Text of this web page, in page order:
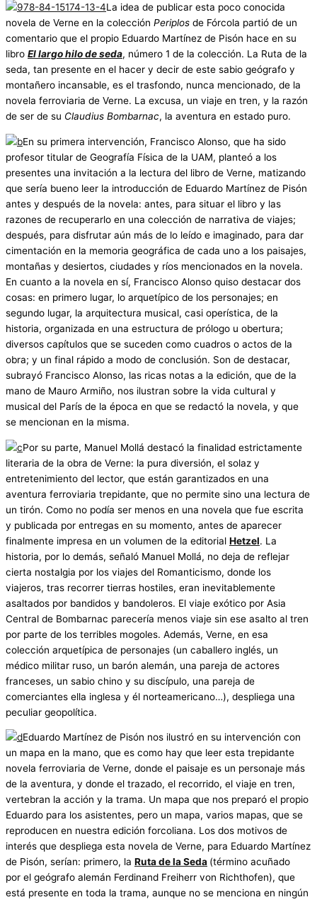
La idea de publicar esta poco conocida
novela de Verne en la colección Periplos de Fórcola partió de un
comentario que el propio Eduardo Martínez de Pisón hace en su
libro El largo hilo de seda, número 1 de la colección. La Ruta de la
seda, tan presente en el hacer y decir de este sabio geógrafo y
montañero incansable, es el trasfondo, nunca mencionado, de la
novela ferroviaria de Verne. La excusa, un viaje en tren, y la razón
de ser de su Claudius Bombarnac, la aventura en estado puro.
En su primera intervención, Francisco Alonso, que ha sido
profesor titular de Geografía Física de la UAM, planteó a los
presentes una invitación a la lectura del libro de Verne, matizando
que sería bueno leer la introducción de Eduardo Martínez de Pisón
antes y después de la novela: antes, para situar el libro y las
razones de recuperarlo en una colección de narrativa de viajes;
después, para disfrutar aún más de lo leído e imaginado, para dar
cimentación en la memoria geográfica de cada uno a los paisajes,
montañas y desiertos, ciudades y ríos mencionados en la novela.
En cuanto a la novela en sí, Francisco Alonso quiso destacar dos
cosas: en primero lugar, lo arquetípico de los personajes; en
segundo lugar, la arquitectura musical, casi operística, de la
historia, organizada en una estructura de prólogo u obertura;
diversos capítulos que se suceden como cuadros o actos de la
obra; y un final rápido a modo de conclusión. Son de destacar,
subrayó Francisco Alonso, las ricas notas a la edición, que de la
mano de Mauro Armiño, nos ilustran sobre la vida cultural y
musical del París de la época en que se redactó la novela, y que
se mencionan en la misma.
Por su parte, Manuel Mollá destacó la finalidad estrictamente
literaria de la obra de Verne: la pura diversión, el solaz y
entretenimiento del lector, que están garantizados en una
aventura ferroviaria trepidante, que no permite sino una lectura de
un tirón. Como no podía ser menos en una novela que fue escrita
y publicada por entregas en su momento, antes de aparecer
finalmente impresa en un volumen de la editorial Hetzel. La
historia, por lo demás, señaló Manuel Mollá, no deja de reflejar
cierta nostalgia por los viajes del Romanticismo, donde los
viajeros, tras recorrer tierras hostiles, eran inevitablemente
asaltados por bandidos y bandoleros. El viaje exótico por Asia
Central de Bombarnac parecería menos viaje sin ese asalto al tren
por parte de los terribles mogoles. Además, Verne, en esa
colección arquetípica de personajes (un caballero inglés, un
médico militar ruso, un barón alemán, una pareja de actores
franceses, un sabio chino y su discípulo, una pareja de
comerciantes ella inglesa y él norteamericano…), despliega una
peculiar geopolítica.
Eduardo Martínez de Pisón nos ilustró en su intervención con
un mapa en la mano, que es como hay que leer esta trepidante
novela ferroviaria de Verne, donde el paisaje es un personaje más
de la aventura, y donde el trazado, el recorrido, el viaje en tren,
vertebran la acción y la trama. Un mapa que nos preparó el propio
Eduardo para los asistentes, pero un mapa, varios mapas, que se
reproducen en nuestra edición forcoliana. Los dos motivos de
interés que despliega esta novela de Verne, para Eduardo Martínez
de Pisón, serían: primero, la Ruta de la Seda (término acuñado
por el geógrafo alemán Ferdinand Freiherr von Richthofen), que
está presente en toda la trama, aunque no se menciona en ningún